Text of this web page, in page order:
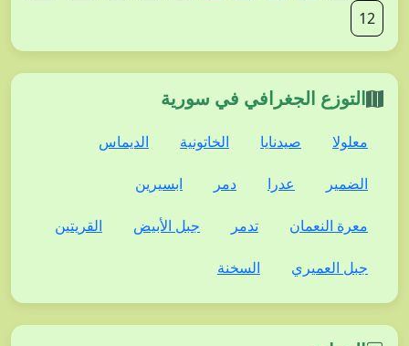
12
التوزع الجغرافي في سورية
معلولا صيدنايا الخاتونية الديماس
الضمير عدرا دمر ابسيرين
معرة النعمان تدمر جبل الأبيض القريتين
جبل العميري السخنة